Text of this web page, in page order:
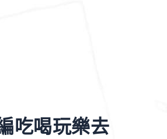
吃喝玩樂去